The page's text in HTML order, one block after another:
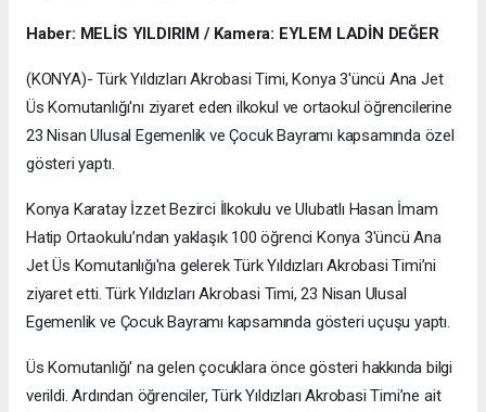
Haber: MELİS YILDIRIM / Kamera: EYLEM LADİN DEĞER
(KONYA)- Türk Yıldızları Akrobasi Timi, Konya 3'üncü Ana Jet
Üs Komutanlığı'nı ziyaret eden ilkokul ve ortaokul öğrencilerine
23 Nisan Ulusal Egemenlik ve Çocuk Bayramı kapsamında özel
gösteri yaptı.
Konya Karatay İzzet Bezirci İlkokulu ve Ulubatlı Hasan İmam
Hatip Ortaokulu’ndan yaklaşık 100 öğrenci Konya 3'üncü Ana
Jet Üs Komutanlığı'na gelerek Türk Yıldızları Akrobasi Timi’ni
ziyaret etti. Türk Yıldızları Akrobasi Timi, 23 Nisan Ulusal
Egemenlik ve Çocuk Bayramı kapsamında gösteri uçuşu yaptı.
Üs Komutanlığı' na gelen çocuklara önce gösteri hakkında bilgi
verildi. Ardından öğrenciler, Türk Yıldızları Akrobasi Timi’ne ait